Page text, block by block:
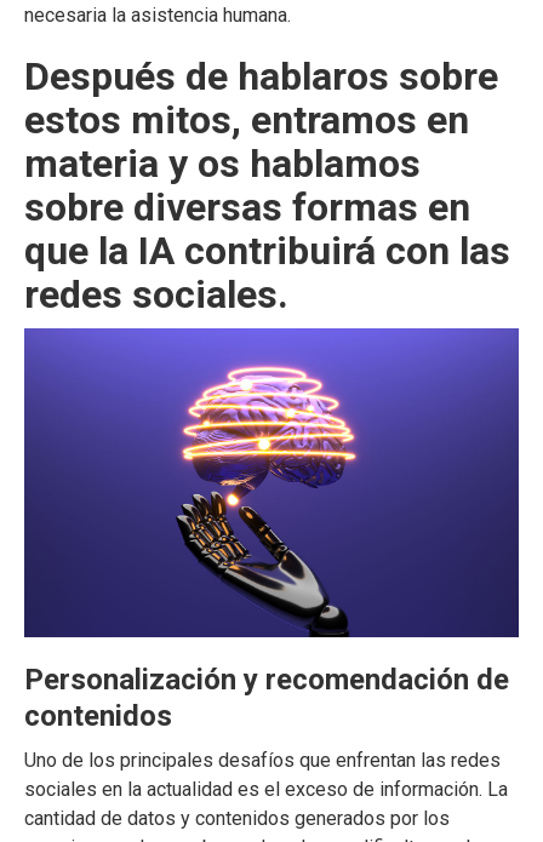
necesaria la asistencia humana.
Después de hablaros sobre
estos mitos, entramos en
materia y os hablamos
sobre diversas formas en
que la IA contribuirá con las
redes sociales.
Personalización y recomendación de
contenidos
Uno de los principales desafíos que enfrentan las redes
sociales en la actualidad es el exceso de información. La
cantidad de datos y contenidos generados por los